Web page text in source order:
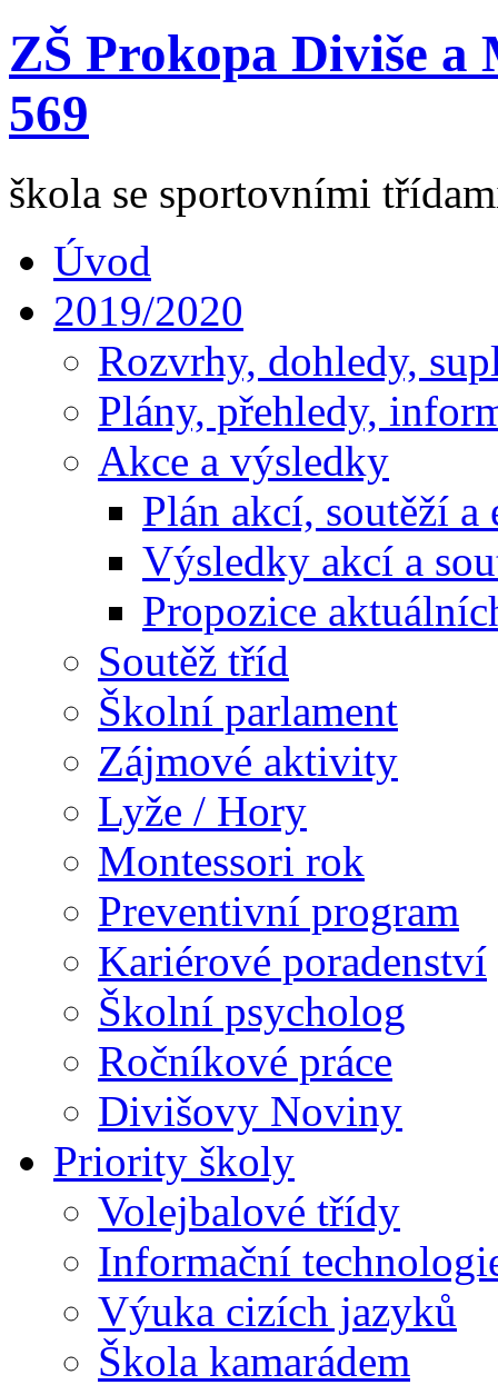
ZŠ Prokopa Diviše
569
škola se sportovními
Úvod
2019/2020
Rozvrhy, dohledy,
Plány, přehledy,
Akce a výsledky
Plán akcí, soutěží a
Výsledky akcí a
Propozice
Soutěž tříd
Školní parlament
Zájmové aktivity
Lyže / Hory
Montessori rok
Preventivní program
Kariérové poradenství
Školní psycholog
Ročníkové práce
Divišovy Noviny
Priority školy
Volejbalové třídy
Informační
Výuka cizích jazyků
Škola kamarádem